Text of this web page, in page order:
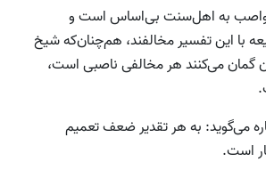
به اهل‌سنت بی‌اساس است و
با این تفسیر مخالفند، هم‌چنان‌که شیخ
گمان می‌کنند هر مخالفی ناصبی است،
می‌گوید: به هر تقدیر ضعف تعمیم
است.